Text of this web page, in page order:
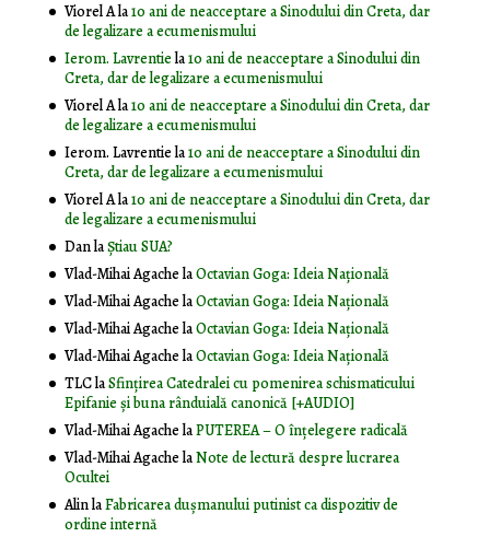
Viorel Ala10 ani de neacceptare a Sinodului din Creta, dar
de legalizare a ecumenismului
Ierom. Lavrentiela10 ani de neacceptare a Sinodului din
Creta, dar de legalizare a ecumenismului
Viorel Ala10 ani de neacceptare a Sinodului din Creta, dar
de legalizare a ecumenismului
Ierom. Lavrentiela10 ani de neacceptare a Sinodului din
Creta, dar de legalizare a ecumenismului
Viorel Ala10 ani de neacceptare a Sinodului din Creta, dar
de legalizare a ecumenismului
DanlaȘtiau SUA?
Vlad-Mihai AgachelaOctavian Goga: Ideia Naţională
Vlad-Mihai AgachelaOctavian Goga: Ideia Naţională
Vlad-Mihai AgachelaOctavian Goga: Ideia Naţională
Vlad-Mihai AgachelaOctavian Goga: Ideia Naţională
TLClaSfințirea Catedralei cu pomenirea schismaticului
Epifanie și buna rânduială canonică [+AUDIO]
Vlad-Mihai AgachelaPUTEREA – O înţelegere radicală
Vlad-Mihai AgachelaNote de lectură despre lucrarea
Ocultei
AlinlaFabricarea dușmanului putinist ca dispozitiv de
ordine internă